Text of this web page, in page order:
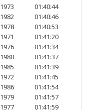
1973
01:40:44
1982
01:40:46
1978
01:40:53
1971
01:41:20
1976
01:41:34
1980
01:41:37
1985
01:41:39
1972
01:41:45
1986
01:41:54
1979
01:41:57
1977
01:41:59